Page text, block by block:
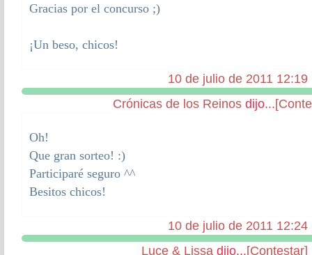
Gracias por el concurso ;)
¡Un beso, chicos!
10 de julio de 2011 12:19
Crónicas de los Reinos dijo...
Oh!
Que gran sorteo! :)
Participaré seguro ^^
Besitos chicos!
10 de julio de 2011 12:24
Luce & Lissa dijo...[Contestar]